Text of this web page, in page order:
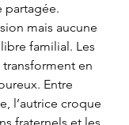
partagée.
mais aucune
familial. Les
transforment en
Entre
l’autrice croque